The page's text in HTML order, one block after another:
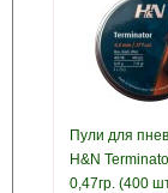
Пули для
H&N
0,47гр. (400